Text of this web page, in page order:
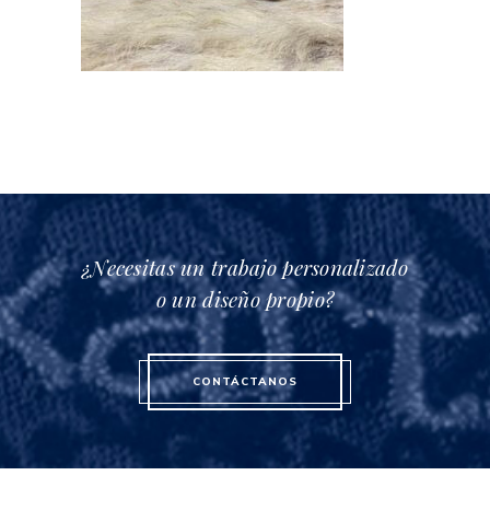
¿Necesitas un trabajo personalizado
o un diseño propio?
CONTÁCTANOS